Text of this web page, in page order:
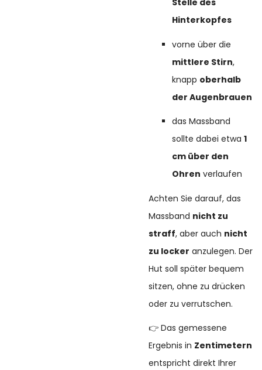
Stelle des
Hinterkopfes
vorne über die
mittlere Stirn,
knapp oberhalb
der Augenbrauen
das Massband
sollte dabei etwa1
cm über den
Ohren verlaufen
Achten Sie darauf, das
Massband nicht zu
straff, aber auch nicht
zu locker anzulegen. Der
Hut soll später bequem
sitzen, ohne zu drücken
oder zu verrutschen.
👉 Das gemessene
Ergebnis in Zentimetern
entspricht direkt Ihrer